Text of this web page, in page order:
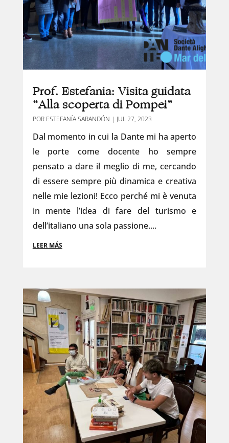
Prof. Estefania: Visita guidata
“Alla scoperta di Pompei”
POR ESTEFANÍA SARANDÓN | JUL 27, 2023
Dal momento in cui la Dante mi ha aperto
le porte come docente ho sempre
pensato a dare il meglio di me, cercando
di essere sempre più dinamica e creativa
nelle mie lezioni! Ecco perché mi è venuta
in mente l’idea di fare del turismo e
dell’italiano una sola passione....
LEER MÁS